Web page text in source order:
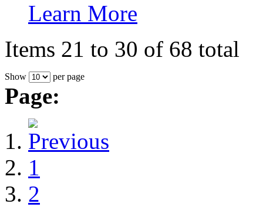
Learn More
Items 21 to 30 of 68 total
Show per page
Page:
1
2